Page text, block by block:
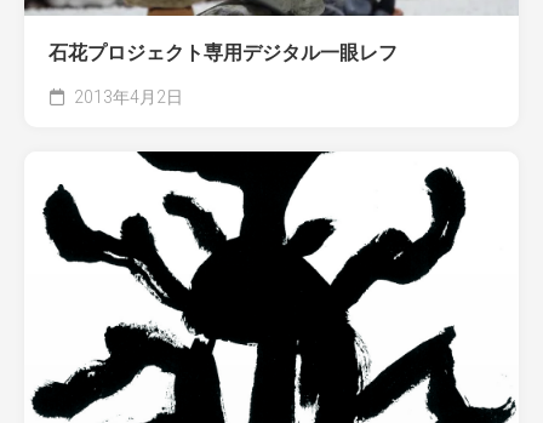
石花プロジェクト専用デジタル一眼レフ
2013年4月2日